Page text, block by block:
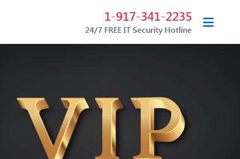
1-917-341-2235
24/7 FREE IT Security Hotline